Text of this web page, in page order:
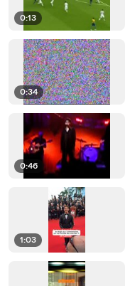
0:13
0:34
0:46
1:03